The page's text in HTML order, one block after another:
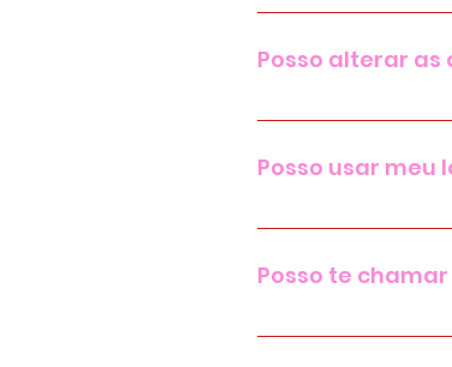
Logico, fiz
Posso alterar as
Simmm, com
Posso usar meu
Pode sim senhora,
Posso te
Na plataforma